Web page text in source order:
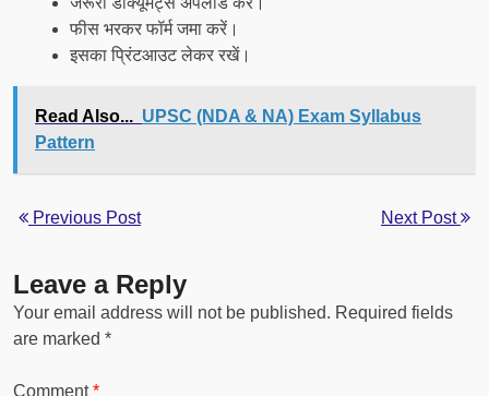
फीस भरकर फॉर्म जमा करें।
इसका प्रिंटआउट लेकर रखें।
Read Also... UPSC (NDA & NA) Exam Syllabus
Pattern
Previous Post Next Post
Leave a Reply
Your email address will not be published. Required fields
are marked *
Comment*